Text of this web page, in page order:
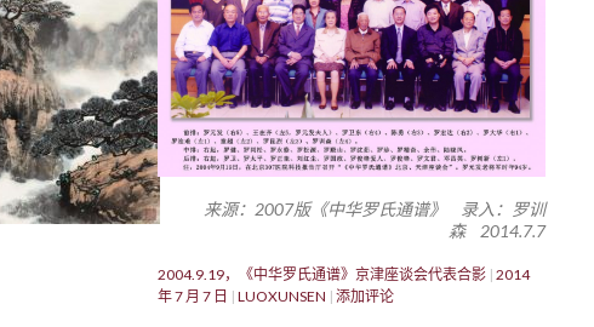
来源：2007版《中华罗氏通谱》 录入：罗训
森 2014.7.7
2004.9.19，《中华罗氏通谱》京津座谈会代表合影 2014
年 7 月 7 日
LUOXUNSEN 添加评论